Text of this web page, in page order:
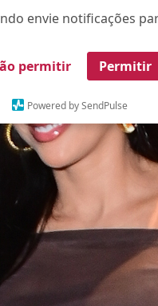
envie notificações
permitir Permitir
Powered by SendPulse